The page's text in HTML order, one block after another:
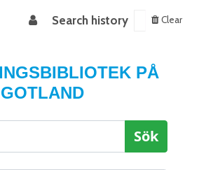
Search history Clear
PÅ
GOTLAND
Sök